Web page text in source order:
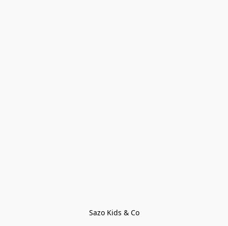
Sazo Kids & Co